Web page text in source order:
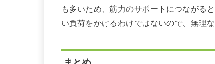
も多いため、筋力のサポートにつながる
い負荷をかけるわけではないので、無理